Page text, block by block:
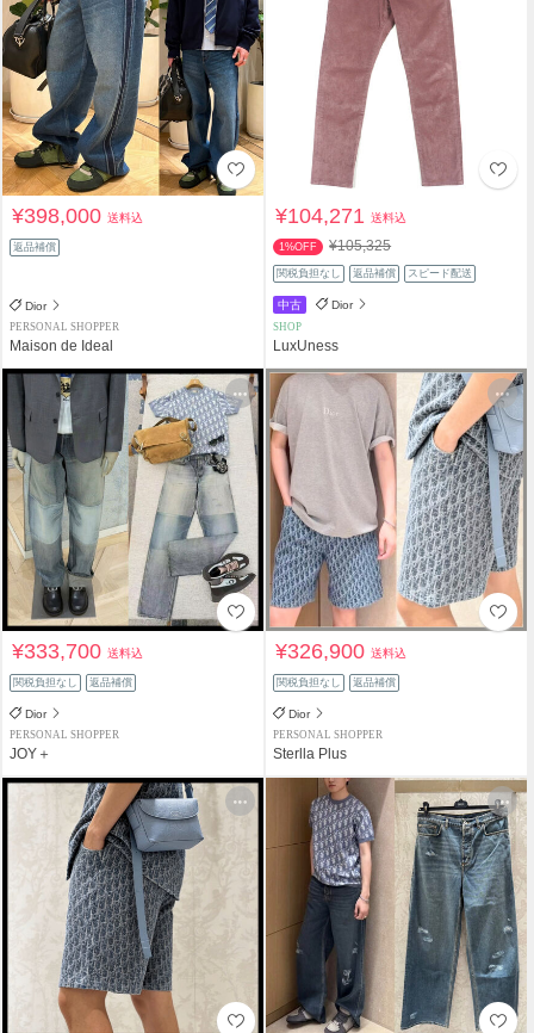
¥398,000送料込
返品補償
Dior
PERSONAL SHOPPER
Maison de Ideal
¥104,271送料込
1%OFF ¥105,325
関税負担なし 返品補償 スピード配送
中古 Dior
SHOP
LuxUness
¥333,700送料込
関税負担なし 返品補償
Dior
PERSONAL SHOPPER
JOY＋
¥326,900送料込
関税負担なし 返品補償
Dior
PERSONAL SHOPPER
Sterlla Plus